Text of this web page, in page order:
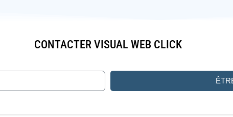
CONTACTER VISUAL WEB CLICK